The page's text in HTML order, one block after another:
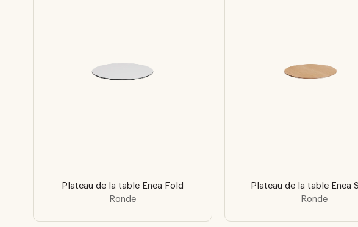
Plateau de la table Enea Fold
Ronde
Plateau de la table Enea
Ronde